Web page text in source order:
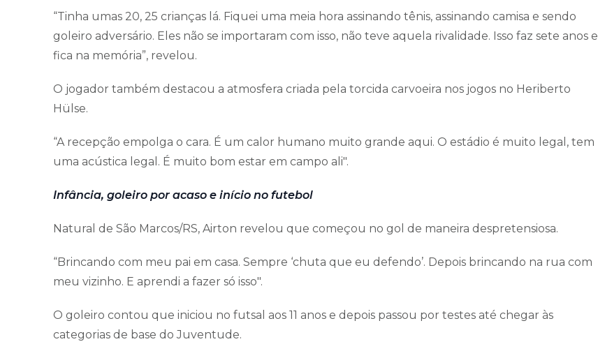
“Tinha umas 20, 25 crianças lá. Fiquei uma meia hora assinando tênis, assinando camisa e sendo
goleiro adversário. Eles não se importaram com isso, não teve aquela rivalidade. Isso faz sete anos e
fica na memória”, revelou.
O jogador também destacou a atmosfera criada pela torcida carvoeira nos jogos no Heriberto
Hülse.
“A recepção empolga o cara. É um calor humano muito grande aqui. O estádio é muito legal, tem
uma acústica legal. É muito bom estar em campo ali".
Infância, goleiro por acaso e início no futebol
Natural de São Marcos/RS, Airton revelou que começou no gol de maneira despretensiosa.
“Brincando com meu pai em casa. Sempre ‘chuta que eu defendo’. Depois brincando na rua com
meu vizinho. E aprendi a fazer só isso".
O goleiro contou que iniciou no futsal aos 11 anos e depois passou por testes até chegar às
categorias de base do Juventude.